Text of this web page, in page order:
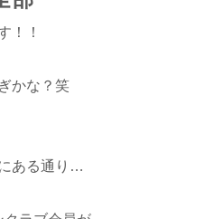
！！
かな？笑
ある通り…